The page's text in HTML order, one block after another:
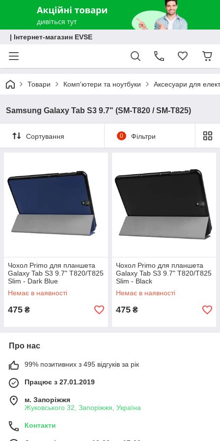
| Інтернет-магазин EVSE
Товари Комп'ютери та ноутбуки Аксесуари для
Samsung Galaxy Tab S3 9.7" (SM-T820 / SM-T825)
Сортування 0 Фільтри
Чохол Primo для планшета
Galaxy Tab S3 9.7" T820/T825
Slim - Dark Blue
Немає в наявності
475 ₴
Чохол Primo для планшета
Galaxy Tab S3 9.7" T820/T825
Slim - Black
Немає в наявності
475 ₴
Про нас
99% позитивних з 495 відгуків за рік
Працює з 27.01.2019
м. Запоріжжя
Жуковського 32, Запоріжжя, Україна
Контакти